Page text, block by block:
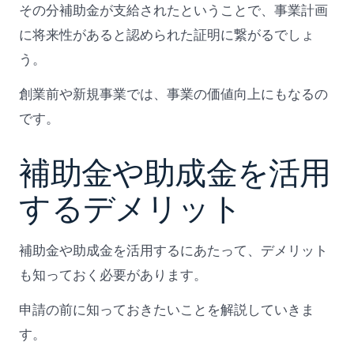
その分補助金が支給されたということで、事業計画
に将来性があると認められた証明に繋がるでしょ
う。
創業前や新規事業では、事業の価値向上にもなるの
です。
補助金や助成金を活用
するデメリット
補助金や助成金を活用するにあたって、デメリット
も知っておく必要があります。
申請の前に知っておきたいことを解説していきま
す。